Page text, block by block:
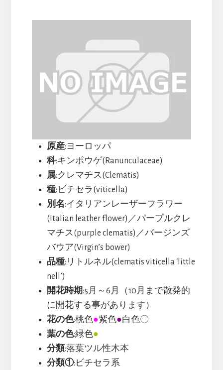
原産:ヨーロッパ
科:キンポウゲ(Ranunculaceae)
属:クレマチス(Clematis)
種:ビチセラ(viticella)
別名:イタリアンレーザーフラワー
(Italian leather flower)／パープルクレ
マチス(purple clematis)／バージンズ
バウア(Virgin’s bower)
品種:リトルネル(clematis viticella ‘little
nell’)
開花時期:5月～6月（10月まで散発的
に開花する事があります）
花の色:桃色●紫色●白色〇
葉の色:緑色●
分類:落葉ツル性木本
分類①:ビチセラ系